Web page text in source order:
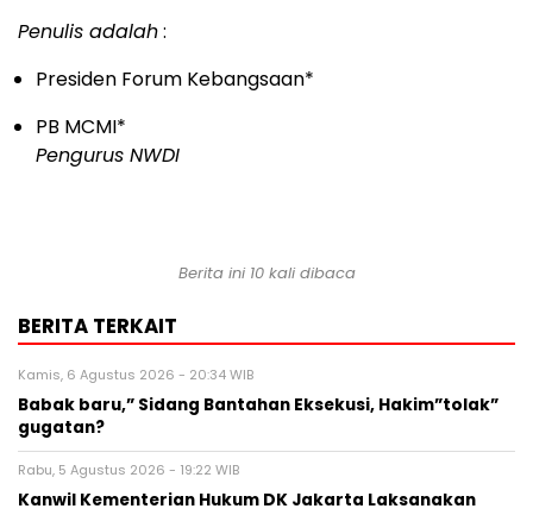
Penulis adalah:
Presiden Forum Kebangsaan*
PB MCMI*
Pengurus NWDI
Berita ini 10 kali dibaca
BERITA TERKAIT
Kamis, 6 Agustus 2026 - 20:34 WIB
Babak baru,” Sidang Bantahan Eksekusi, Hakim”tolak”
gugatan?
Rabu, 5 Agustus 2026 - 19:22 WIB
Kanwil Kementerian Hukum DK Jakarta Laksanakan